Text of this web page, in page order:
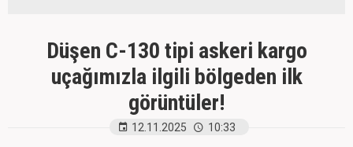
Düşen C-130 tipi askeri kargo
uçağımızla ilgili bölgeden ilk
görüntüler!
12.11.2025 10:33